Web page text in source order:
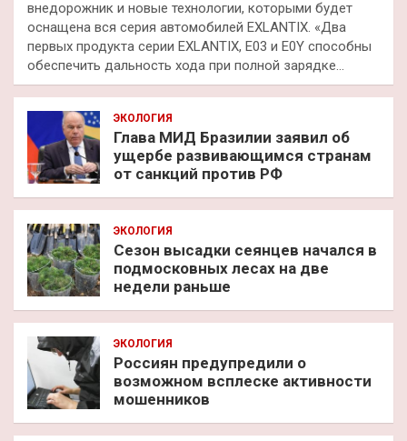
внедорожник и новые технологии, которыми будет
оснащена вся серия автомобилей EXLANTIX. «Два
первых продукта серии EXLANTIX, E03 и E0Y способны
обеспечить дальность хода при полной зарядке…
ЭКОЛОГИЯ
Глава МИД Бразилии заявил об
ущербе развивающимся странам
от санкций против РФ
ЭКОЛОГИЯ
Сезон высадки сеянцев начался в
подмосковных лесах на две
недели раньше
ЭКОЛОГИЯ
Россиян предупредили о
возможном всплеске активности
мошенников